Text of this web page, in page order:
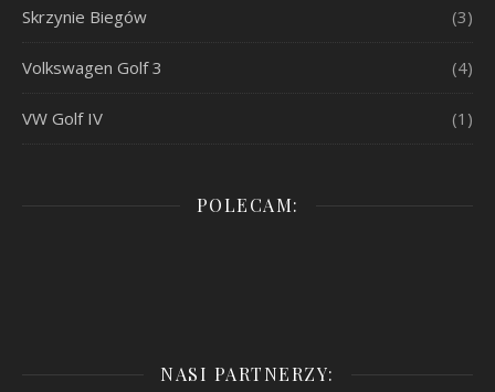
Skrzynie Biegów (3)
Volkswagen Golf 3 (4)
VW Golf IV (1)
POLECAM:
NASI PARTNERZY: